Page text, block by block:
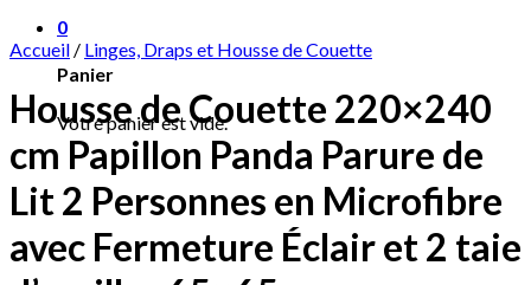
0
Panier
Votre panier est vide.
Accueil / Linges, Draps et Housse de Couette
Housse de Couette 220×240
cm Papillon Panda Parure de
Lit 2 Personnes en Microfibre
avec Fermeture Éclair et 2 taie